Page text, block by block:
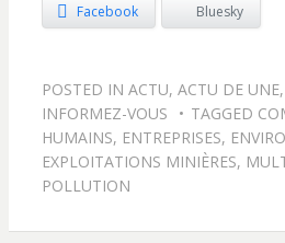
Facebook Bluesky
POSTED IN ACTU, ACTU DE UNE,
INFORMEZ-VOUS
TAGGED
HUMAINS, ENTREPRISES,
EXPLOITATIONS MINIÈRES,
POLLUTION